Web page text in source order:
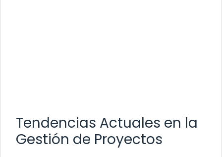
Tendencias Actuales en la
Gestión de Proyectos